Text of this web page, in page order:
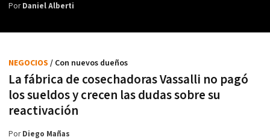
PorDaniel Alberti
La fábrica de cosechadoras Vassalli no pagó
los sueldos y crecen las dudas sobre su
reactivación
NEGOCIOS / Con nuevos dueños
PorDiego Mañas